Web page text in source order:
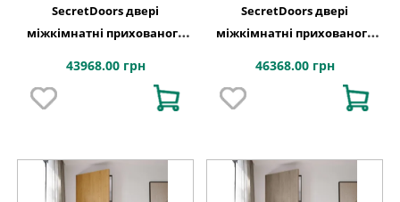
SecretDoors двері
міжкімнатні прихованого
бронза графіт
43968.00 грн
SecretDoors двері
міжкімнатні прихованого
бронза графіт сатин
46368.00 грн